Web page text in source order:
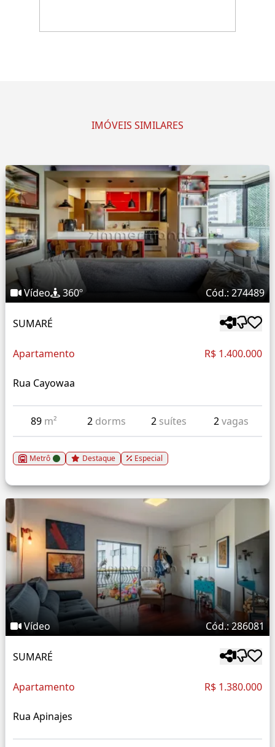
IMÓVEIS SIMILARES
Vídeo 360º Cód.: 274489
SUMARÉ
Apartamento R$ 1.400.000
Rua Cayowaa
89 m² 2 dorms 2 suítes 2vagas
Metrô Destaque Especial
Vídeo Cód.: 286081
SUMARÉ
Apartamento R$ 1.380.000
Rua Apinajes